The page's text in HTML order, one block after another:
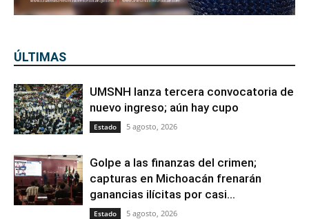
ÚLTIMAS
UMSNH lanza tercera convocatoria de
nuevo ingreso; aún hay cupo
Estado 5 agosto, 2026
Golpe a las finanzas del crimen;
capturas en Michoacán frenarán
ganancias ilícitas por casi...
Estado 5 agosto, 2026